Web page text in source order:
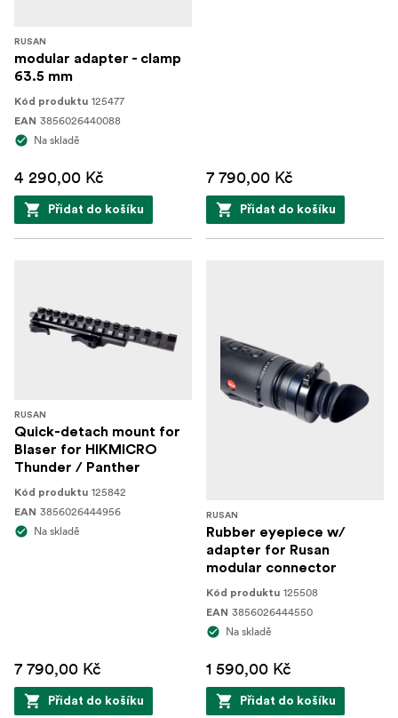
RUSAN
modular adapter - clamp
63.5 mm
Kód produktu 125477
EAN 3856026440088
Na skladě
4 290,00 Kč
Přidat do košíku
7 790,00 Kč
Přidat do košíku
RUSAN
Quick-detach mount for
Blaser for HIKMICRO
Thunder / Panther
Kód produktu 125842
EAN 3856026444956
Na skladě
7 790,00 Kč
Přidat do košíku
RUSAN
Rubber eyepiece w/
adapter for Rusan
modular connector
Kód produktu 125508
EAN 3856026444550
Na skladě
1 590,00 Kč
Přidat do košíku